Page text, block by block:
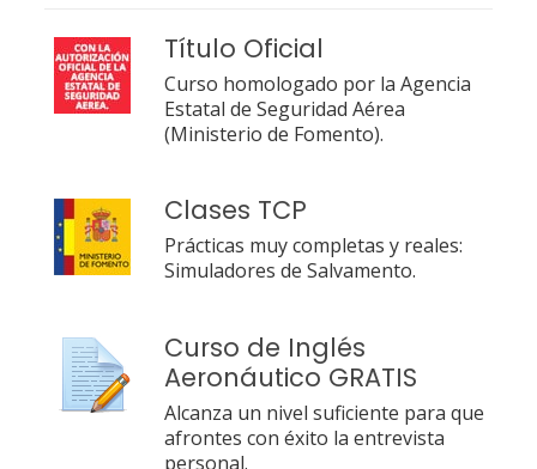
Título Oficial
Curso homologado por la Agencia
Estatal de Seguridad Aérea
(Ministerio de Fomento).
Clases TCP
Prácticas muy completas y reales:
Simuladores de Salvamento.
Curso de Inglés
Aeronáutico GRATIS
Alcanza un nivel suficiente para que
afrontes con éxito la entrevista
personal.